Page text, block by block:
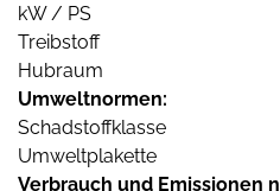
kW / PS
Treibstoff
Hubraum
Umweltnormen:
Schadstoffklasse
Umweltplakette
Verbrauch und Emissionen